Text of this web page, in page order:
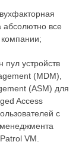
все
пул устройств
(MDM),
(ASM) для
Access
с
VM.